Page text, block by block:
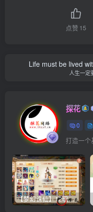
点赞 15
Life must be lived
人生一定
探花
0
打造一个
【梦幻诛仙】12职业魔改电玩版+双端+后台+视频教程